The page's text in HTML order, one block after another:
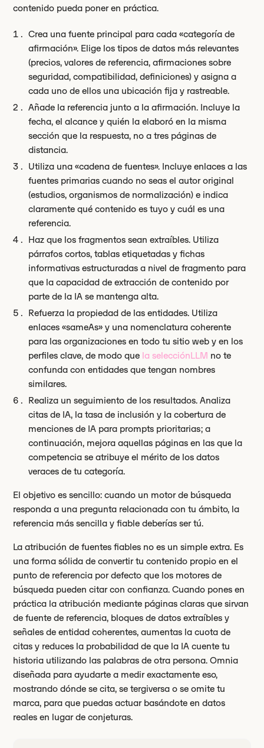
contenido pueda poner en práctica.
Crea una fuente principal para cada «categoría de
afirmación». Elige los tipos de datos más relevantes
(precios, valores de referencia, afirmaciones sobre
seguridad, compatibilidad, definiciones) y asigna a
cada uno de ellos una ubicación fija y rastreable.
Añade la referencia junto a la afirmación. Incluye la
fecha, el alcance y quién la elaboró en la misma
sección que la respuesta, no a tres páginas de
distancia.
Utiliza una «cadena de fuentes». Incluye enlaces a las
fuentes primarias cuando no seas el autor original
(estudios, organismos de normalización) e indica
claramente qué contenido es tuyo y cuál es una
referencia.
Haz que los fragmentos sean extraíbles. Utiliza
párrafos cortos, tablas etiquetadas y fichas
informativas estructuradas a nivel de fragmento para
que la capacidad de extracción de contenido por
parte de la IA se mantenga alta.
Refuerza la propiedad de las entidades. Utiliza
enlaces «sameAs» y una nomenclatura coherente
para las organizaciones en todo tu sitio web y en los
perfiles clave, de modo que la selecciónLLM no te
confunda con entidades que tengan nombres
similares.
Realiza un seguimiento de los resultados. Analiza
citas de IA, la tasa de inclusión y la cobertura de
menciones de IA para prompts prioritarias; a
continuación, mejora aquellas páginas en las que la
competencia se atribuye el mérito de los datos
veraces de tu categoría.
El objetivo es sencillo: cuando un motor de búsqueda
responda a una pregunta relacionada con tu ámbito, la
referencia más sencilla y fiable deberías ser tú.
La atribución de fuentes fiables no es un simple extra. Es
una forma sólida de convertir tu contenido propio en el
punto de referencia por defecto que los motores de
búsqueda pueden citar con confianza. Cuando pones en
práctica la atribución mediante páginas claras que sirvan
de fuente de referencia, bloques de datos extraíbles y
señales de entidad coherentes, aumentas la cuota de
citas y reduces la probabilidad de que la IA cuente tu
historia utilizando las palabras de otra persona. Omnia
diseñada para ayudarte a medir exactamente eso,
mostrando dónde se cita, se tergiversa o se omite tu
marca, para que puedas actuar basándote en datos
reales en lugar de conjeturas.